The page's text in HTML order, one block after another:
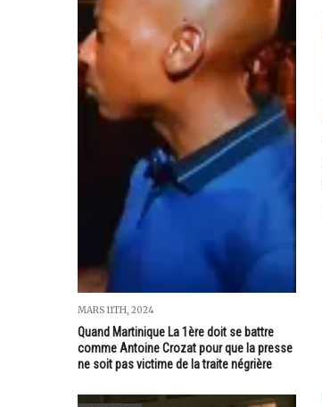
MARS 11TH, 2024
Quand Martinique La 1ère doit se battre
comme Antoine Crozat pour que la presse
ne soit pas victime de la traite négrière